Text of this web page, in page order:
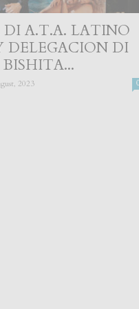
DI A.T.A. LATINO
DELEGACION DI
2023 0